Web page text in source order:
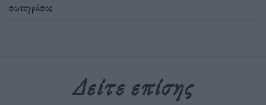
φωτογράφος
Δείτε επίσης